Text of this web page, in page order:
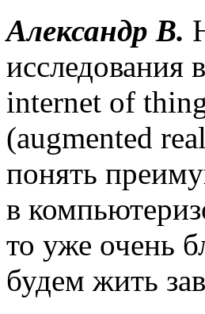
Александр В.
исследования
internet of
(augmented
понять
в
то уже очень
будем жить